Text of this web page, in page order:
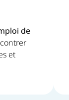
de
et